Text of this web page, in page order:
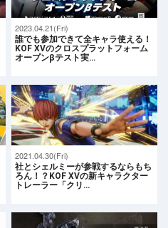
2023.04.21(Fri)
誰でも参加できて全キャラ使える！
KOF XVのクロスプラットフォーム
オープンβテスト実…
2021.04.30(Fri)
社とシェルミーが参戦するならもち
ろん！？KOF XVの新キャラクター
トレーラー「クリ…